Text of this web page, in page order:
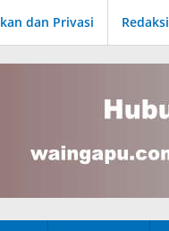
dan Privasi Redaksi